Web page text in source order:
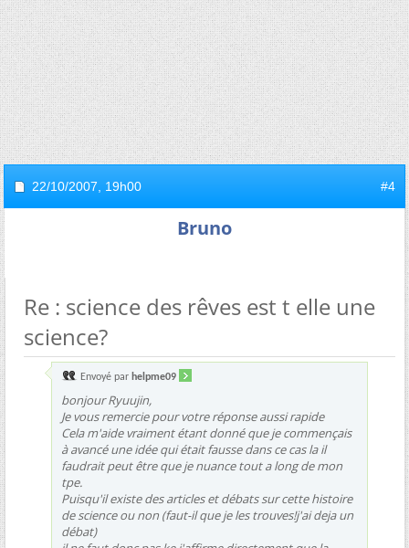
22/10/2007, 19h00 #4
Bruno
Re : science des rêves est t elle une
science?
Envoyé par helpme09
bonjour Ryuujin,
Je vous remercie pour votre réponse aussi rapide
Cela m'aide vraiment étant donné que je commençais
à avancé une idée qui était fausse dans ce cas la il
faudrait peut être que je nuance tout a long de mon
tpe.
Puisqu'il existe des articles et débats sur cette histoire
de science ou non (faut-il que je les trouves!j'ai deja un
débat)